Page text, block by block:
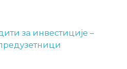
за инвестиције –